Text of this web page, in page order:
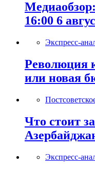
16:00 6
Экспресс-
Революция
или новая
Что стоит
Экспресс-